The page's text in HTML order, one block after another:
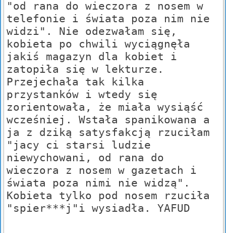
"od rana do wieczora z nosem w
telefonie i świata poza nim nie
widzi". Nie odezwałam się,
kobieta po chwili wyciągnęła
jakiś magazyn dla kobiet i
zatopiła się w lekturze.
Przejechała tak kilka
przystanków i wtedy się
zorientowała, że miała wysiąść
wcześniej. Wstała spanikowana a
ja z dziką satysfakcją rzuciłam
"jacy ci starsi ludzie
niewychowani, od rana do
wieczora z nosem w gazetach i
świata poza nimi nie widzą".
Kobieta tylko pod nosem rzuciła
"spier***j"i wysiadła. YAFUD